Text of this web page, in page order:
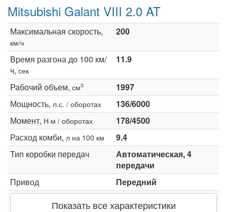
Mitsubishi Galant VIII 2.0 AT
Максимальная скорость,
км/ч
200
Время разгона до 100 км/
ч, сек
11.9
Рабочий объем, см3
1997
Мощность, л.с. / оборотах
136/6000
Момент, Н·м / оборотах
178/4500
Расход комби, л на 100 км
9.4
Тип коробки передач
Автоматическая, 4
передачи
Привод
Передний
Показать все характеристики